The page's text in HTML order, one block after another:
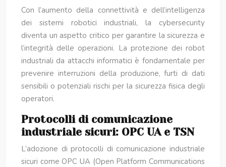
Con l’aumento della connettività e dell’intelligenza
dei sistemi robotici industriali, la cybersecurity
diventa un aspetto critico per garantire la sicurezza e
l’integrità delle operazioni. La protezione dei robot
industriali da attacchi informatici è fondamentale per
prevenire interruzioni della produzione, furti di dati
sensibili o potenziali rischi per la sicurezza fisica degli
operatori.
Protocolli di comunicazione
industriale sicuri: OPC UA e TSN
L’adozione di protocolli di comunicazione industriale
sicuri come OPC UA (Open Platform Communications